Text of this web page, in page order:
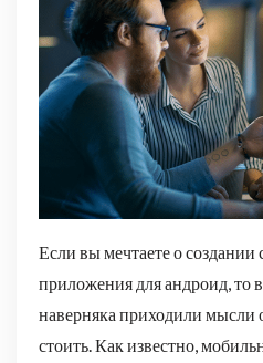
Если вы мечтаете о создании
приложения для андроид, то
наверняка приходили мысли
стоить. Как известно,